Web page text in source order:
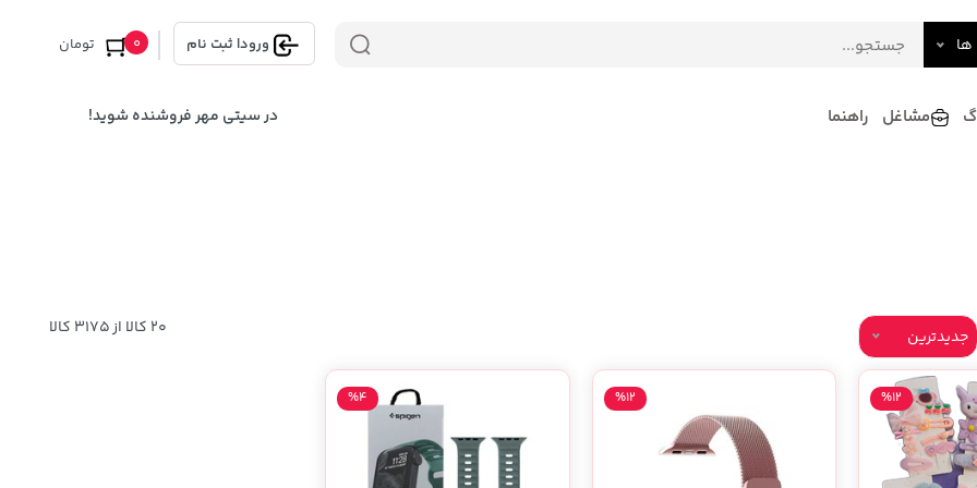
ورود| ثبت نام تومان 0
مشاغل راهنما در سیتی مهر فروشنده شوید!
جدیدترین 20 کالا از 3175 کالا
%12
%12
%4